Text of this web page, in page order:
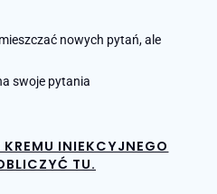
nowych pytań, ale
swoje pytania
INIEKCYJNEGO
TU.